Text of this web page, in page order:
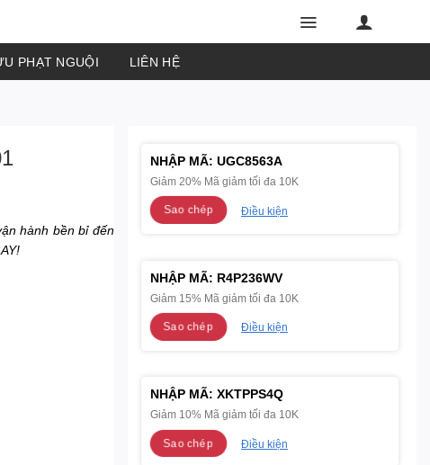
PHẠT NGUỘI LIÊN HỆ
hành bền bỉ đến
NHẬP MÃ: UGC8563A
Giảm 20% Mã giảm tối đa 10K
Sao chép Điều kiện
NHẬP MÃ: R4P236WV
Giảm 15% Mã giảm tối đa 10K
Sao chép Điều kiện
NHẬP MÃ: XKTPPS4Q
Giảm 10% Mã giảm tối đa 10K
Sao chép Điều kiện